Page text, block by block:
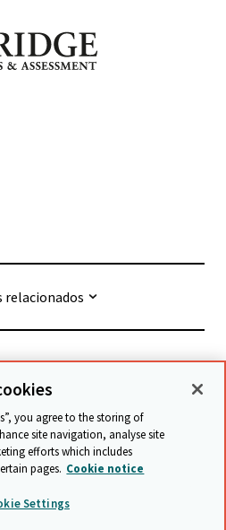
relacionados
Press & Assessment
Protección de datos
de accesibilidad
la esclavitud moderna
you agree to the storing of
site navigation, analyse site
efforts which includes
pages. Cookie notice
Settings